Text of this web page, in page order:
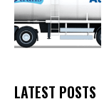
LATEST POSTS